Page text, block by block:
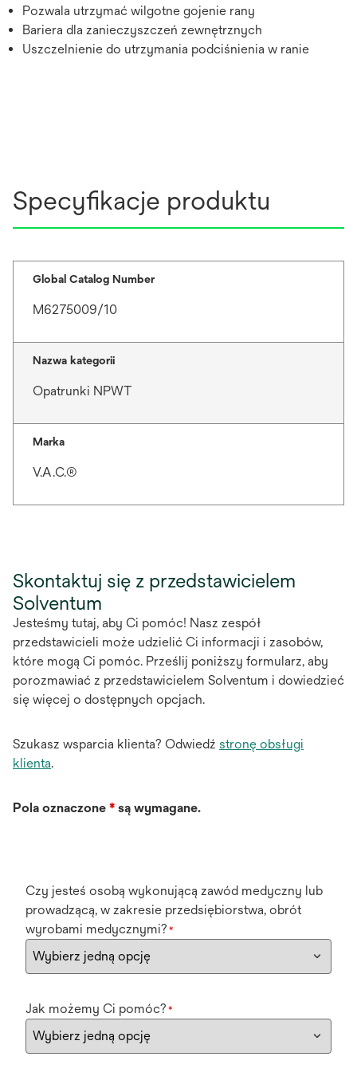
Pozwala utrzymać wilgotne gojenie rany
Bariera dla zanieczyszczeń zewnętrznych
Uszczelnienie do utrzymania podciśnienia w ranie
Specyfikacje produktu
Global Catalog Number
M6275009/10
Nazwa kategorii
Opatrunki NPWT
Marka
V.A.C.®
Skontaktuj się z przedstawicielem
Solventum
Jesteśmy tutaj, aby Ci pomóc! Nasz zespół
przedstawicieli może udzielić Ci informacji i zasobów,
które mogą Ci pomóc. Prześlij poniższy formularz, aby
porozmawiać z przedstawicielem Solventum i dowiedzieć
się więcej o dostępnych opcjach.
Szukasz wsparcia klienta? Odwiedź stronę obsługi
klienta.
Pola oznaczone * są wymagane.
Czy jesteś osobą wykonującą zawód medyczny lub
prowadzącą, w zakresie przedsiębiorstwa, obrót
wyrobami medycznymi? *
Jak możemy Ci pomóc? *